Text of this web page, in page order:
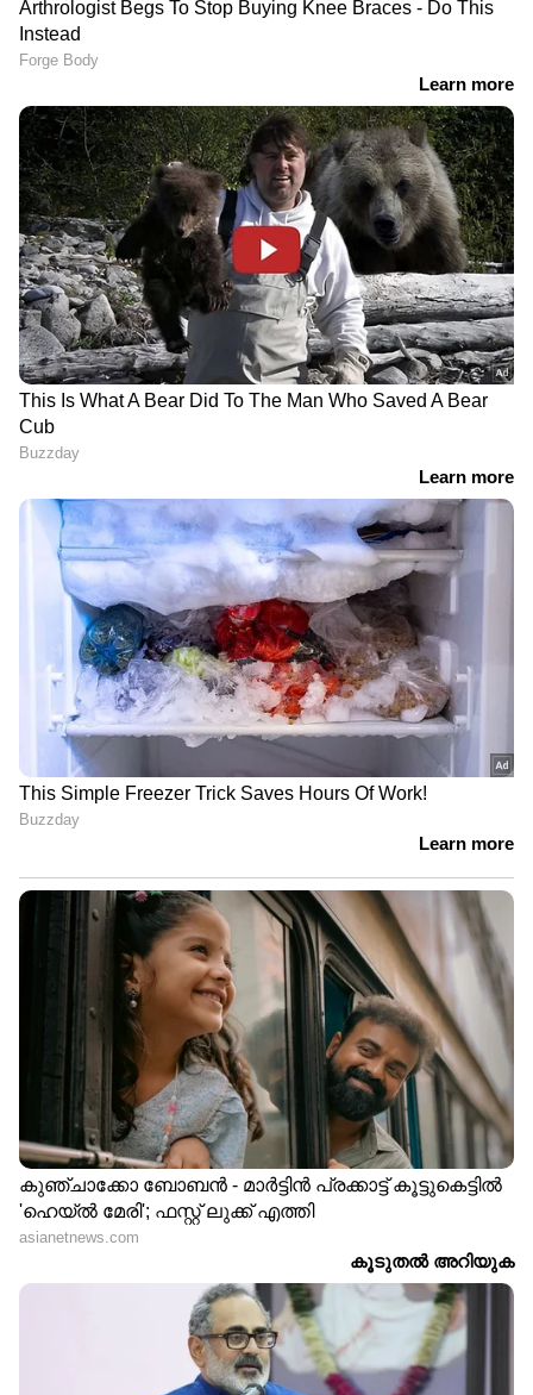
RECOMMENDED STORIES
പോക്സോ കേസ്: അജി
കൃഷ്ണന് മുൻകൂർ ജാമ്യം
കോടതി, ജാമ്യം
നിബന്ധനകളോടെ
കടന്നു, ജനജീവിതം
പൂർണ്ണമായും സ്തംഭിച്ച
നിലയിൽ, രാവിലെ 10
കഴിഞ്ഞാൽ
പുറത്തിറങ്ങാനാവില്ല
'തലയ്ക്ക് മുകളിൽ
സാമ്പത്തിക
പ്രതിസന്ധിയുടെ
കാർമേഘങ്ങൾ,
പ്രധാനമന്ത്രി ഇറ്റലിയിൽ
രാഹുൽ ഗാന്ധി
350 കിലോമീറ്റർ വേഗത!
കുതിച്ചു പായാൻ
ഇന്ത്യയുടെ അടുത്ത
ബുള്ളറ്റ് ട്രെയിൻ;
അടുത്ത 6 മാസത്തിനകം
LATEST VIDEOS
ജലനിരപ്പ് കുറഞ്ഞെങ്കിലും ദുരിതം
ഒഴിയാതെ കുട്ടനാട്ടുകാര്‍; വെള്ളം
ഇറങ്ങാൻ ഇനിയും സമയമെടുക്കും